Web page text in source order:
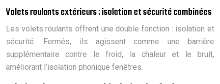
Volets roulants extérieurs : isolation et sécurité combinées
Les volets roulants offrent une double fonction : isolation et
sécurité. Fermés, ils agissent comme une barrière
supplémentaire contre le froid, la chaleur et le bruit,
améliorant l’isolation phonique fenêtres.